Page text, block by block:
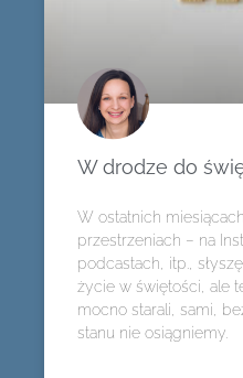
W drodze do
W ostatnich
przestrzeniach – na
podcastach, itp.,
życie w świętości, ale
mocno starali, sami,
stanu nie osiągniemy.